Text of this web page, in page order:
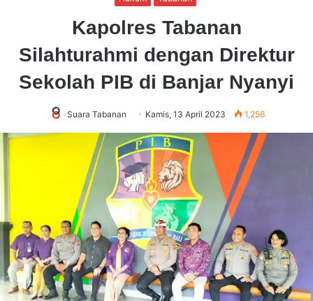
Kapolres Tabanan
Silahturahmi dengan Direktur
Sekolah PIB di Banjar Nyanyi
Suara Tabanan Kamis, 13 April 2023 1,256